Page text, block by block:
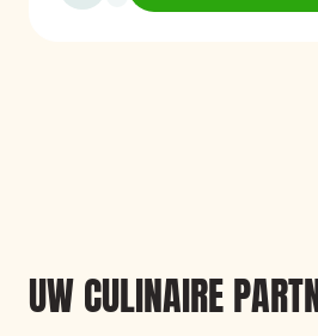
UW CULINAIRE